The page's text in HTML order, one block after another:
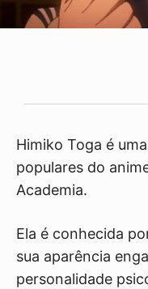
Himiko Toga é
populares do
Academia.
Ela é conhecida
sua aparência
personalidade